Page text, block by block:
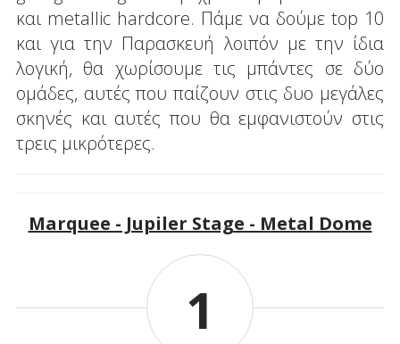
και metallic hardcore. Πάμε να δούμε top 10
και για την Παρασκευή λοιπόν με την ίδια
λογική, θα χωρίσουμε τις μπάντες σε δύο
ομάδες, αυτές που παίζουν στις δυο μεγάλες
σκηνές και αυτές που θα εμφανιστούν στις
τρεις μικρότερες.
Marquee - Jupiler Stage - Metal Dome
1